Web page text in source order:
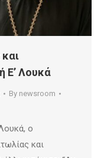
Ε’ Λουκά
By newsroom
ο
και